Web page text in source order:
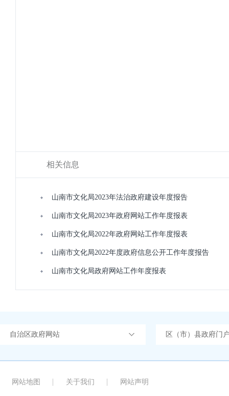
相关信息
山南市文化局2023年法治政府建设年度报告
山南市文化局2023年政府网站工作年度报表
山南市文化局2022年政府网站工作年度报表
山南市文化局2022年度政府信息公开工作年度报告
山南市文化局政府网站工作年度报表
自治区政府网站 区（市）县政府门
网站地图 关于我们 网站声明